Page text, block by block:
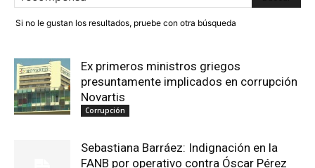
Si no le gustan los resultados, pruebe con otra búsqueda
Ex primeros ministros griegos
presuntamente implicados en corrupción
Novartis
Corrupción
Sebastiana Barráez: Indignación en la
FANB por operativo contra Óscar Pérez